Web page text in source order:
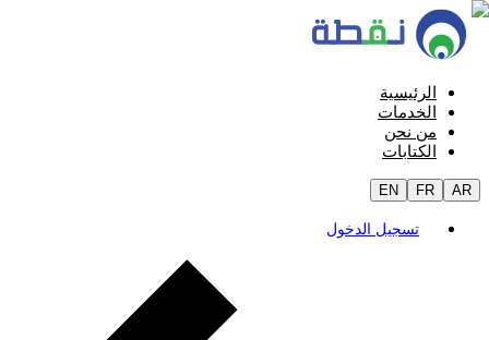
الرئيسية
الخدمات
من نحن
الكتابات
EN FR AR
تسجيل الدخول